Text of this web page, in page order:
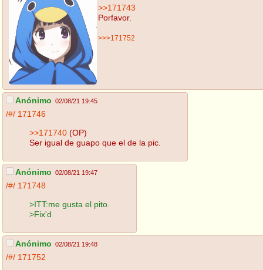
>>171743
Porfavor.
>>>171752
Anónimo 02/08/21 19:45
/#/ 171746
>>171740 (OP)
Ser igual de guapo que el de la pic.
Anónimo 02/08/21 19:47
/#/ 171748
>ITT:me gusta el pito.
>Fix'd
Anónimo 02/08/21 19:48
/#/ 171752